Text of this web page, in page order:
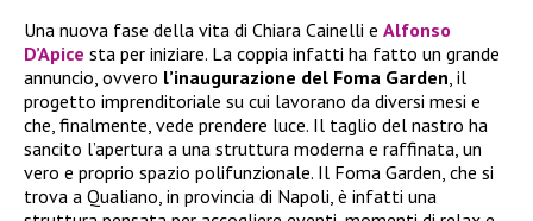
Una nuova fase della vita di Chiara Cainelli e Alfonso
D’Apice sta per iniziare. La coppia infatti ha fatto un grande
annuncio, ovvero l’inaugurazione del Foma Garden , il
progetto imprenditoriale su cui lavorano da diversi mesi e
che, finalmente, vede prendere luce. Il taglio del nastro ha
sancito l’apertura a una struttura moderna e raffinata, un
vero e proprio spazio polifunzionale. Il Foma Garden, che si
trova a Qualiano, in provincia di Napoli, è infatti una